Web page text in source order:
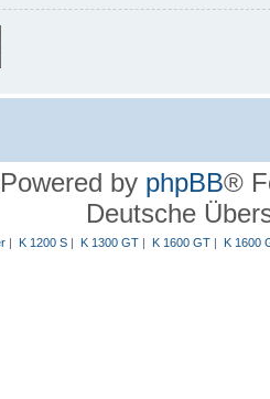
Powered by phpBB®
Deutsche
| K 1200 S| K 1300 GT| K 1600 GT| K 1600